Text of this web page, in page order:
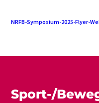
NRFB-Symposium-2025-Flyer-
Sport-/